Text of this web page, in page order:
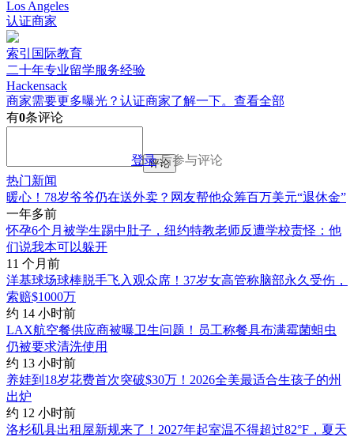
Los Angeles
认证商家
索引国际教育
二十年专业留学服务经验
Hackensack
商家需要更多曝光？认证商家了解一下。 查看全部
有0条评论
登录后参与评论
评论
热门新闻
暖心！78岁爷爷仍在送外卖？网友帮他众筹百万美元“退休金”
一年多前
怀孕6个月被学生踢中肚子，纽约特教老师反遭学校责怪：他
们说我本可以躲开
11 个月前
洋基球场球棒脱手飞入观众席！37岁女高管称脑部永久受伤，
索赔$1000万
约 14 小时前
LAX航空餐供应商被曝卫生问题！员工称餐具布满霉菌蛆虫
仍被要求清洗使用
约 13 小时前
养娃到18岁花费首次突破$30万！2026全美最适合生孩子的州
出炉
约 12 小时前
洛杉矶县出租屋新规来了！2027年起室温不得超过82°F，夏天